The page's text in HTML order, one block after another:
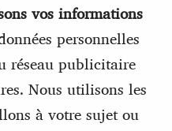
vos informations
personnelles
réseau publicitaire
Nous utilisons les
à votre sujet ou